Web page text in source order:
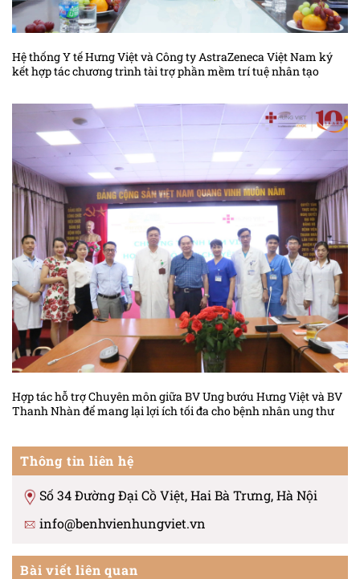
Hệ thống Y tế Hưng Việt và Công ty AstraZeneca Việt Nam ký
kết hợp tác chương trình tài trợ phần mềm trí tuệ nhân tạo
Hợp tác hỗ trợ Chuyên môn giữa BV Ung bướu Hưng Việt và BV
Thanh Nhàn để mang lại lợi ích tối đa cho bệnh nhân ung thư
Thông tin liên hệ
Số 34 Đường Đại Cồ Việt, Hai Bà Trưng, Hà Nội
info@benhvienhungviet.vn
Bài viết liên quan